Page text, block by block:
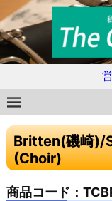
Britten(磯崎)/
(Choir)
商品コード：